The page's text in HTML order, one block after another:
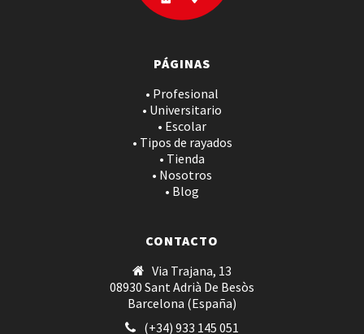
PÁGINAS
• Profesional
• Universitario
• Escolar
• Tipos de rayados
• Tienda
• Nosotros
• Blog
CONTACTO
Via Trajana, 13
08930 Sant Adrià De Besòs
Barcelona (España)
(+34) 933 145 051